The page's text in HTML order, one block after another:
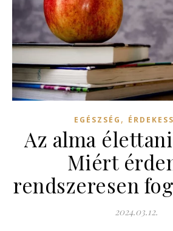
EGÉSZSÉG ,
Az alma
Miért
rendszeresen
2024.03.12.